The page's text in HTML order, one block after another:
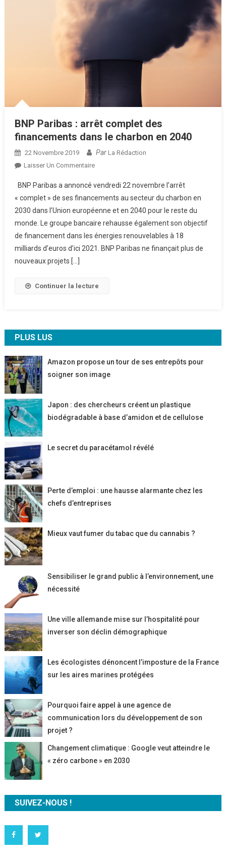
BNP Paribas : arrêt complet des
financements dans le charbon en 2040
22 Novembre 2019 Par La Rédaction
Laisser Un CommentaireSur
Paribas :
Arrêt
Complet
Des
Financements
Dans
BNP Paribas a annoncé vendredi 22 novembre l’arrêt
« complet » de ses financements au secteur du charbon en
2030 dans l’Union européenne et en 2040 pour le reste du
monde. Le groupe bancaire rehausse également son objectif
de financement dans les énergies renouvelables à 18
milliards d’euros d’ici 2021. BNP Paribas ne finançait plus de
nouveaux projets […]
Continuer la lecture
PLUS LUS
Amazon propose un tour de ses entrepôts pour
soigner son image
Japon : des chercheurs créent un plastique
biodégradable à base d’amidon et de cellulose
Le secret du paracétamol révélé
Perte d’emploi : une hausse alarmante chez les
chefs d’entreprises
Mieux vaut fumer du tabac que du cannabis ?
Sensibiliser le grand public à l’environnement, une
nécessité
Une ville allemande mise sur l’hospitalité pour
inverser son déclin démographique
Les écologistes dénoncent l’imposture de la France
sur les aires marines protégées
Pourquoi faire appel à une agence de
communication lors du développement de son
projet ?
Changement climatique : Google veut atteindre le
« zéro carbone » en 2030
SUIVEZ-NOUS !